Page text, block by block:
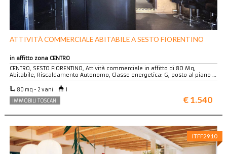
ATTIVITÀ COMMERCIALE ABITABILE A SESTO FIORENTINO
in affitto zona CENTRO
CENTRO, SESTO FIORENTINO, Attività commerciale in affitto di 80 Mq,
Abitabile, Riscaldamento Autonomo, Classe energetica: G, posto al piano …
80 mq - 2 vani
1
IMMOBILI TOSCANI
€ 1.540
ITFF2910